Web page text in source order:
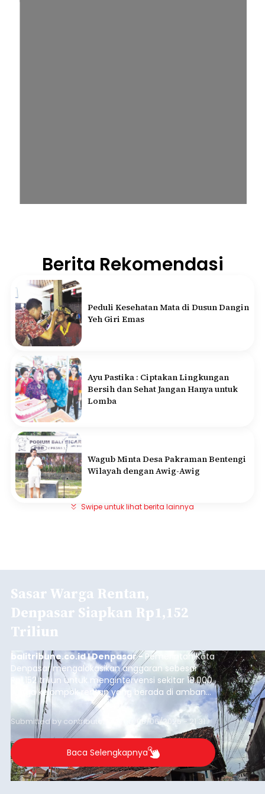
Berita Rekomendasi
Peduli Kesehatan Mata di Dusun Dangin
Yeh Giri Emas
Ayu Pastika : Ciptakan Lingkungan
Bersih dan Sehat Jangan Hanya untuk
Lomba
Wagub Minta Desa Pakraman Bentengi
Wilayah dengan Awig-Awig
Swipe untuk lihat berita lainnya
Sasar Warga Rentan,
Denpasar Siapkan Rp1,152
Triliun
balitribune.co.id I Denpasar - Pemerintah Kota
Denpasar mengalokasikan anggaran sebesar
Rp1,152 triliun untuk mengintervensi sekitar 18.000
warga kelompok rentan yang berada di ambang
garis kemiskinan. Langkah strategis ini diambil
guna menjaga masyarakat yang berada pada
kelompok desil 5 dan 6 tersebut agar tidak
merosot ke kategori miskin.
Submitted by contributor Thu, 08/06/2026 - 21:31
Baca Selengkapnya